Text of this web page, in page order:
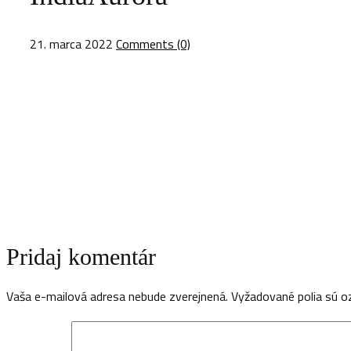
21. marca 2022 Comments (0)
Pridaj komentár
Vaša e-mailová adresa nebude zverejnená. Vyžadované polia sú